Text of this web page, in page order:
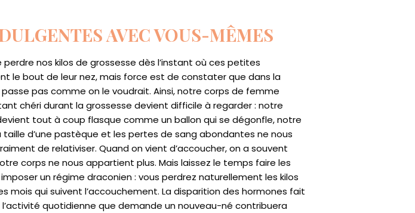
AVEC VOUS-MÊMES
nos kilos de grossesse dès l’instant où ces petites
le bout de leur nez, mais force est de constater que dans la
pas comme on le voudrait. Ainsi, notre corps de femme
chéri durant la grossesse devient difficile à regarder : notre
tout à coup flasque comme un ballon qui se dégonfle, notre
taille d’une pastèque et les pertes de sang abondantes ne nous
de relativiser. Quand on vient d’accoucher, on a souvent
corps ne nous appartient plus. Mais laissez le temps faire les
un régime draconien : vous perdrez naturellement les kilos
mois qui suivent l’accouchement. La disparition des hormones fait
quotidienne que demande un nouveau-né contribuera